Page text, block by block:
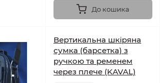
До кошика
Вертикальна шкіряна
сумка (барсетка) з
ручкою та ременем
через плече (KAVAL)